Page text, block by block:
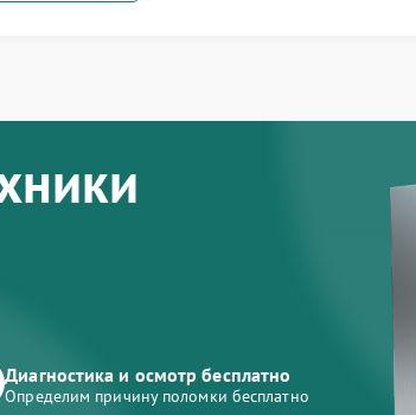
Диагностика и осмотр бесплатно
Определим причину поломки бесплатно